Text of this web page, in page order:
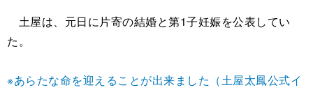
土屋は、元日に片寄の結婚と第1子妊娠を公表してい
た。
※あらたな命を迎えることが出来ました（土屋太鳳公式イ